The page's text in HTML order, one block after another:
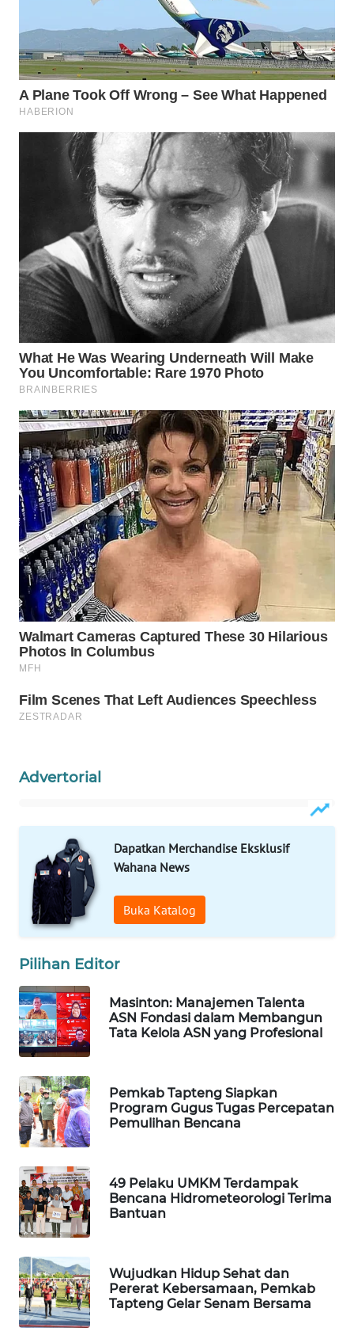
Advertorial
Dapatkan Merchandise Eksklusif
Wahana News
Buka Katalog
Pilihan Editor
Masinton: Manajemen Talenta
ASN Fondasi dalam Membangun
Tata Kelola ASN yang Profesional
Pemkab Tapteng Siapkan
Program Gugus Tugas Percepatan
Pemulihan Bencana
49 Pelaku UMKM Terdampak
Bencana Hidrometeorologi Terima
Bantuan
Wujudkan Hidup Sehat dan
Pererat Kebersamaan, Pemkab
Tapteng Gelar Senam Bersama
WN
NATUNA
WN
BINTAN
MANDALIKA
LIKUPANG
WN
LABUANBAJO
WN
BORNEO
Wahana
Media
Group
WAHANA
NEWS
WAHANA
TANI
WAHANA
ADVOKAT
WAHANA
INFRASTRUKTUR
WAHANA
KONSUMEN
LISTRIK
TRAVEL
WAHANA
TV
WAHANANEWS
WAHANANEWS
CO ID
WAHANANEWS
NET
WAHANA
SPORT
UMKM
WAHANA
SELEB
WAHANA
PERSONA